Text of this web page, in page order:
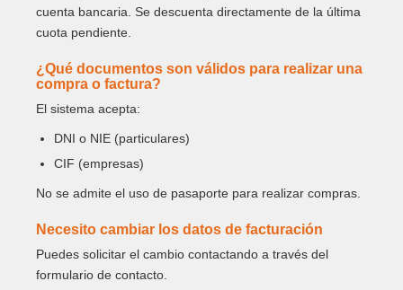
cuenta bancaria. Se descuenta directamente de la última
cuota pendiente.
¿Qué documentos son válidos para realizar una
compra o factura?
El sistema acepta:
DNI o NIE (particulares)
CIF (empresas)
No se admite el uso de pasaporte para realizar compras.
Necesito cambiar los datos de facturación
Puedes solicitar el cambio contactando a través del
formulario de contacto.